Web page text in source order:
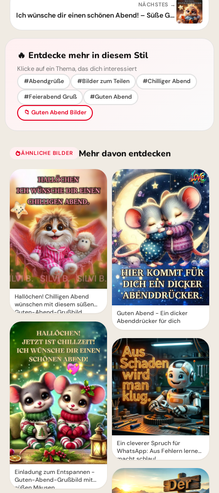
NÄCHSTES →
Ich wünsche dir einen schönen Abend! – Süße Guten-Abend-Grüße zum Teilen
🔥 Entdecke mehr in diesem Stil
Klicke auf ein Thema, das dich interessiert
#Abendgrüße #Bilder zum Teilen
#Chilliger Abend
#Feierabend Gruß
#Guten Abend
📁 Guten Abend Bilder
ÄHNLICHE BILDER Mehr davon entdecken
Hallöchen! Chilligen Abend
wünschen mit diesem süßen
Guten-Abend-Grußbild
Einladung zum Entspannen -
Guten-Abend-Grußbild mit
süßen Mäusen
Guten Abend - Ein dicker
Abenddrücker für dich
Ein cleverer Spruch für
WhatsApp: Aus Fehlern lernen
macht schlau!